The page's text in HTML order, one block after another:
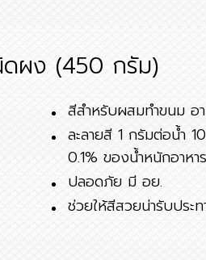
ดผง (450 กรัม)
สีสำหรับผสมทำขนม อ
ละลายสี 1 กรัมต่อน้ำ
0.1% ของน้ำหนักอาห
ปลอดภัย มี อย.
ช่วยให้สีสวยน่ารับประ